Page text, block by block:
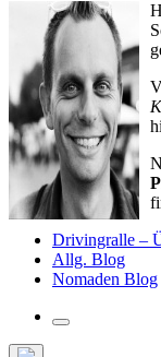
Drivingralle –
Allg. Blog
Nomaden Blog
Suchfeld